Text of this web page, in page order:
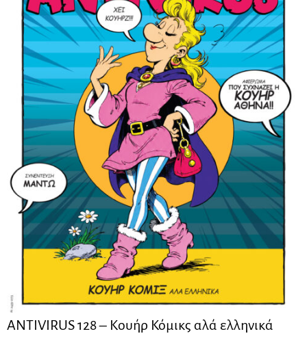
ANTIVIRUS 128 – Kουήρ Κόμικς αλά ελληνικά